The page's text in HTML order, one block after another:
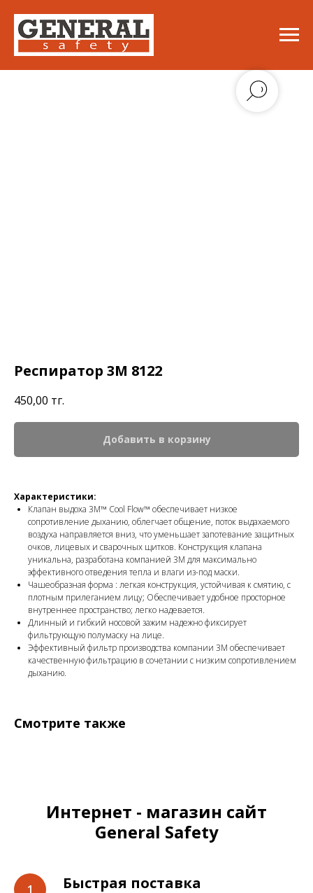
Респиратор 3М 8122
450,00 тг.
Добавить в корзину
Характеристики:
Клапан выдоха 3M™ Cool Flow™ обеспечивает низкое
сопротивление дыханию, облегчает общение, поток выдахаемого
воздуха направляется вниз, что уменьшает запотевание защитных
очков, лицевых и сварочных щитков. Конструкция клапана
уникальна, разработана компанией 3М для максимально
эффективного отведения тепла и влаги из-под маски.
Чашеобразная форма : легкая конструкция, устойчивая к смятию, с
плотным прилеганием лицу; Обеспечивает удобное просторное
внутреннее пространство; легко надевается.
Длинный и гибкий носовой зажим надежно фиксирует
фильтрующую полумаску на лице.
Эффективный фильтр производства компании 3М обеспечивает
качественную фильтрацию в сочетании с низким сопротивлением
дыханию.
Смотрите также
Интернет - магазин сайт
General Safety
Быстрая поставка